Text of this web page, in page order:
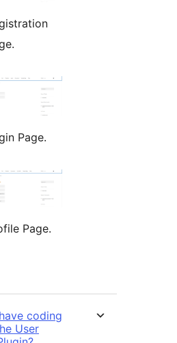
Page.
Page.
coding
User